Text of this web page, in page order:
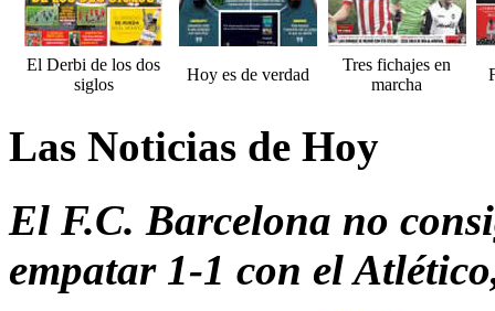
El Derbi de los dos
siglos
Hoy es de verdad
Tres fichajes en
marcha
Las Noticias de Hoy
El F.C. Barcelona no
empatar 1-1 con el